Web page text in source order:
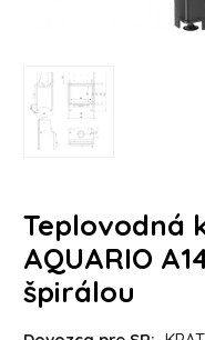
Teplovodná
AQUARIO
špirálou